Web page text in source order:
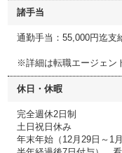
諸手当
通勤手当：55,000円迄支
※詳細は転職エージェン
休日・休暇
完全週休2日制
土日祝日休み
年末年始（12月29日～1